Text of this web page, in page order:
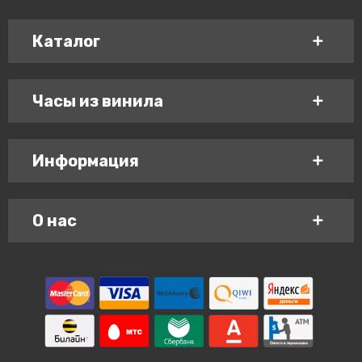
Каталог
Часы из винила
Информация
О нас